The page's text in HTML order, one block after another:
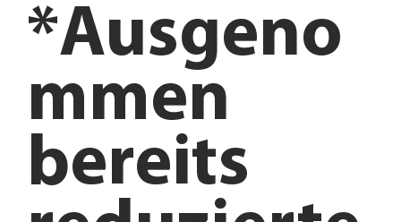
*Ausgeno
mmen
bereits